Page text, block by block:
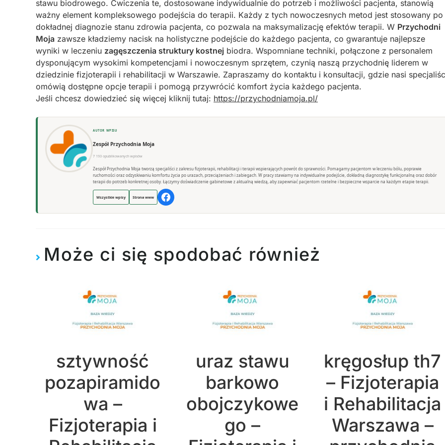
stawu biodrowego. Ćwiczenia te, dostosowane indywidualnie do potrzeb i możliwości pacjenta, stanowią
ważny element kompleksowego podejścia do terapii. Każdy z tych nowoczesnych metod jest stosowany po
dokładnej diagnozie stanu zdrowia pacjenta, co pozwala na maksymalizację efektów terapii. W Przychodni
Moja zawsze kładziemy nacisk na holistyczne podejście do każdego pacjenta, co gwarantuje najlepsze
wyniki w leczeniu zagęszczenia struktury kostnej biodra. Wspomniane techniki, połączone z personalem
dysponującym wysokimi kompetencjami i nowoczesnym sprzętem, czynią naszą przychodnię liderem w
dziedzinie fizjoterapii i rehabilitacji w Warszawie. Zapraszamy do kontaktu i konsultacji, gdzie nasi
omówią dostępne opcje terapii i pomogą przywrócić komfort życia każdego pacjenta.
Jeśli chcesz dowiedzieć się więcej kliknij tutaj: https://przychodniamoja.pl/
AUTOR WPISU
Zespół Przychodnia Moja
7 193 opublikowanych wpisów
Zespół Przychodnia Moja tworzą specjaliści z zakresu fizjoterapii, rehabilitacji i terapii wspierających powrót do sprawności. Pomagamy pacjentom w leczeniu bólu, poprawie
ruchomości oraz odzyskiwaniu komfortu życia po urazach, przeciążeniach i zabiegach. W pracy stawiamy na indywidualne podejście, dokładną diagnostykę funkcjonalną oraz dobór
terapii do potrzeb konkretnej osoby. Łączymy doświadczenie gabinetowe z aktualną wiedzą, aby zapewniać pacjentom rzetelne i bezpieczne wsparcie na każdym etapie terapii.
Wszystkie wpisy Strona www
Może ci się spodobać również
sztywność
pozapiramido
wa –
Fizjoterapia i
uraz stawu
barkowo
obojczykowe
go –
kręgosłup th7
– Fizjoterapia
i Rehabilitacja
Warszawa –